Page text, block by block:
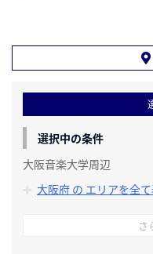
選択中の条件
大阪音楽大学周辺
大阪府 の エリアを全
さ